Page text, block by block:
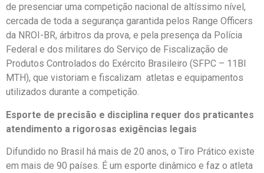
de presenciar uma competição nacional de altíssimo nível,
cercada de toda a segurança garantida pelos Range Officers
da NROI-BR, árbitros da prova, e pela presença da Polícia
Federal e dos militares do Serviço de Fiscalização de
Produtos Controlados do Exército Brasileiro (SFPC – 11BI
MTH), que vistoriam e fiscalizam atletas e equipamentos
utilizados durante a competição.
Esporte de precisão e disciplina requer dos praticantes
atendimento a rigorosas exigências legais
Difundido no Brasil há mais de 20 anos, o Tiro Prático existe
em mais de 90 países. É um esporte dinâmico e faz o atleta